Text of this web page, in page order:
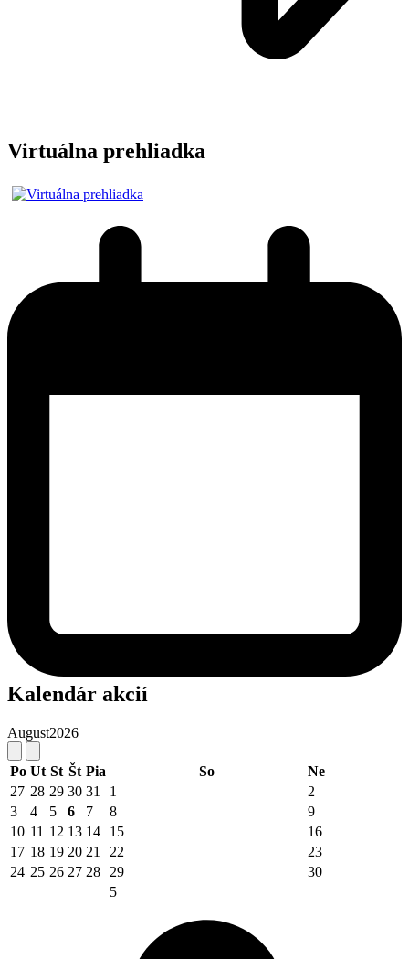
Virtuálna prehliadka
Kalendár akcií
August2026
Po Ut St Št Pia So
Ne
27 28 29 30 31 1
2
3
4 5 6 7 8
9
10 11 12 13 14 15
16
17 18 19 20 21 22
23
24 25 26 27 28 29 30
5